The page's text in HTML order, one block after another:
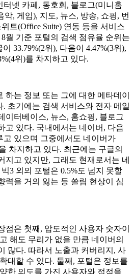
터넷 카페, 동호회, 블로그(미니홈
악, 게임), 지도, 뉴스, 방송, 쇼핑, 번
트(Office Suite) 연동 등을 서비스
월 기준 포털의 검색 점유율 순위는
33.79%(2위), 다음이 4.47%(3위),
위)를 차지하고 있다.
하는 정보 또는 그에 대한 메타데이
초기에는 검색 서비스와 전자 메일
이터베이스, 뉴스, 홈쇼핑, 블로그
고 있다. 국내에서는 네이버, 다음
고 있으며 그중에서도 네이버가
차지하고 있다. 최근에는 구글의
지고 있지만, 그래도 현재로서는 네
3 외의 포털은 0.5%도 넘지 못할
력을 거의 잃는 등 쏠림 현상이 심
점은 첫째, 압도적인 사용자 숫자이
해도 무리가 없을 만큼 네이버의
많다. 따라서 노출과 커버리지, 사
대할 수 있다. 둘째, 포털은 정보를
한 의도를 가진 사용자와 접점을